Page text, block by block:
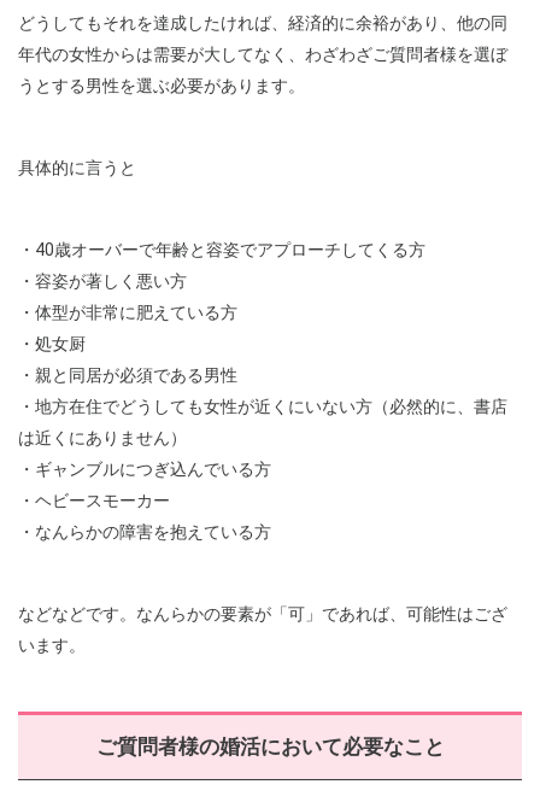
どうしてもそれを達成したければ、経済的に余裕があり、他の同
年代の女性からは需要が大してなく、わざわざご質問者様を選ぼ
うとする男性を選ぶ必要があります。
具体的に言うと
・40歳オーバーで年齢と容姿でアプローチしてくる方
・容姿が著しく悪い方
・体型が非常に肥えている方
・処女厨
・親と同居が必須である男性
・地方在住でどうしても女性が近くにいない方（必然的に、書店
は近くにありません）
・ギャンブルにつぎ込んでいる方
・ヘビースモーカー
・なんらかの障害を抱えている方
などなどです。なんらかの要素が「可」であれば、可能性はござ
います。
ご質問者様の婚活において必要なこと